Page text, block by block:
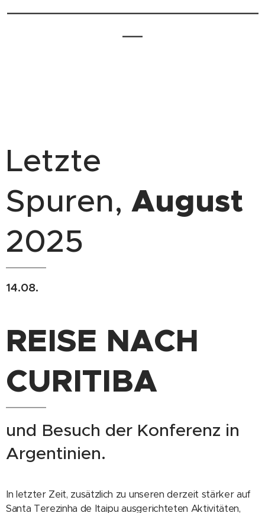
Letzte
Spuren, August
2025
14.08.
REISE NACH
CURITIBA
und Besuch der Konferenz in
Argentinien.
In letzter Zeit, zusätzlich zu unseren derzeit stärker auf
Santa Terezinha de Itaipu ausgerichteten Aktivitäten,